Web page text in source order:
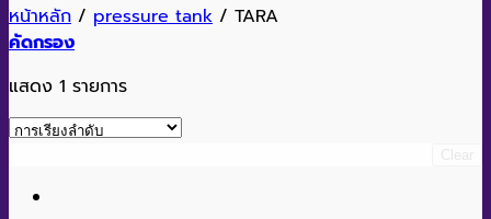
หน้าหลัก / pressure tank / TARA
คัดกรอง
แสดง 1 รายการ